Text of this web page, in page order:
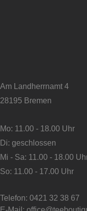
Am Landherrnamt 4
28195 Bremen
Mo: 11.00 - 18.00 Uhr
Di: geschlossen
Mi - Sa: 11.00 - 18.00
So: 11.00 - 17.00 Uhr
Telefon: 0421 32 38 67